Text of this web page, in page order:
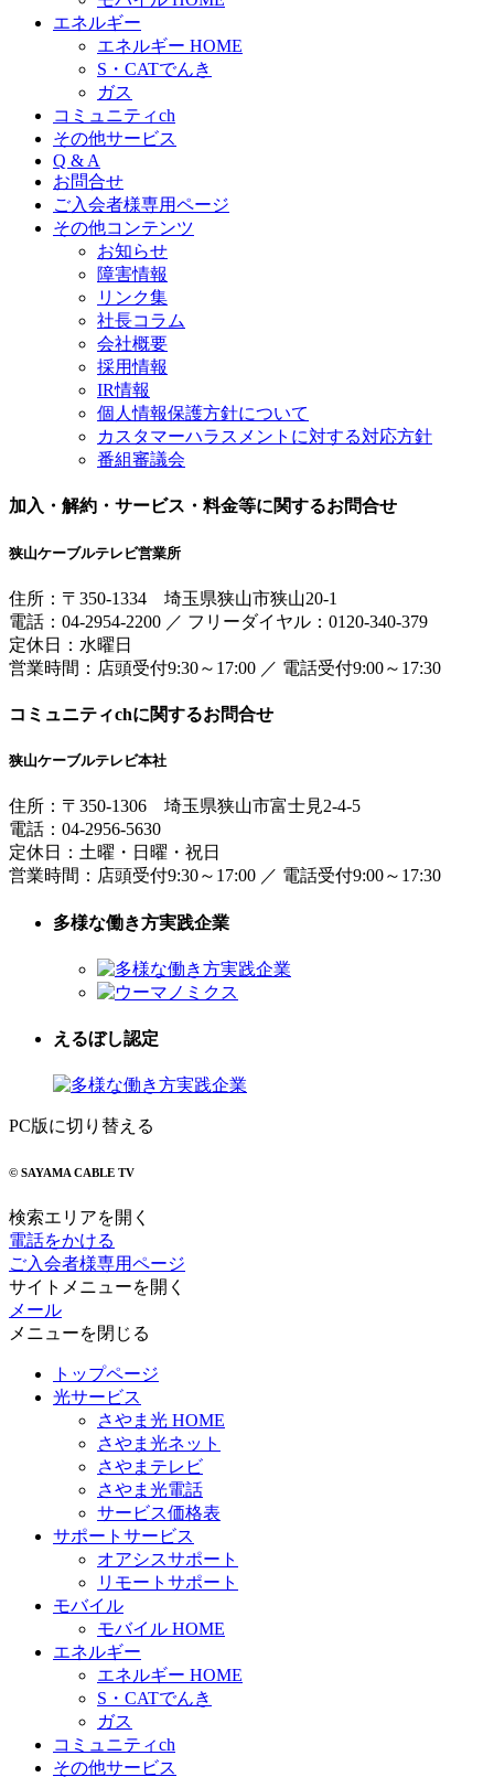
エネルギー
エネルギー HOME
S・CATでんき
ガス
コミュニティch
その他サービス
Q & A
お問合せ
ご入会者様専用ページ
その他コンテンツ
お知らせ
障害情報
リンク集
社長コラム
会社概要
採用情報
IR情報
個人情報保護方針について
カスタマーハラスメントに対する対応方針
番組審議会
加入・解約・サービス・料金等に関するお問合せ
狭山ケーブルテレビ営業所
住所： 〒350-1334 埼玉県狭山市狭山20-1
電話： 04-2954-2200 ／ フリーダイヤル：0120-340-379
定休日：水曜日
営業時間： 店頭受付9:30～17:00 ／ 電話受付9:00～17:30
コミュニティchに関するお問合せ
狭山ケーブルテレビ本社
住所： 〒350-1306 埼玉県狭山市富士見2-4-5
電話： 04-2956-5630
定休日：土曜・日曜・祝日
営業時間： 店頭受付9:30～17:00 ／ 電話受付9:00～17:30
多様な働き方実践企業
えるぼし認定
PC版に切り替える
© SAYAMA CABLE TV
検索エリアを開く
電話をかける
ご入会者様専用ページ
サイトメニューを開く
メール
メニューを閉じる
トップページ
光サービス
さやま光 HOME
さやま光ネット
さやまテレビ
さやま光電話
サービス価格表
サポートサービス
オアシスサポート
リモートサポート
モバイル
モバイル HOME
エネルギー
エネルギー HOME
S・CATでんき
ガス
コミュニティch
その他サービス